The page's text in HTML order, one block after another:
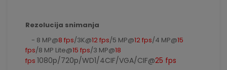
Rezolucija snimanja
- 8 MP@8 fps/3K@12 fps/5 MP@12 fps/4 MP@15
fps/8 MP Lite@15 fps/3 MP@18
fps 1080p/720p/WD1/4CIF/VGA/CIF@25 fps